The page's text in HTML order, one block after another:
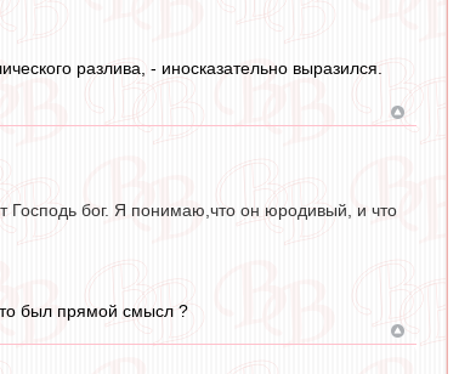
разлива, - иносказательно выразился.
Господь бог. Я понимаю,что он юродивый, и что
был прямой смысл ?